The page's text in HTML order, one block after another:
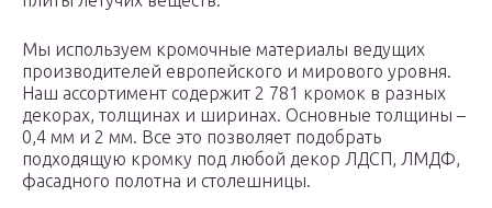
Мы используем кромочные материалы ведущих
производителей европейского и мирового уровня.
Наш ассортимент содержит 2 781 кромок в разных
декорах, толщинах и ширинах. Основные толщины –
0,4 мм и 2 мм. Все это позволяет подобрать
подходящую кромку под любой декор ЛДСП, ЛМДФ,
фасадного полотна и столешницы.